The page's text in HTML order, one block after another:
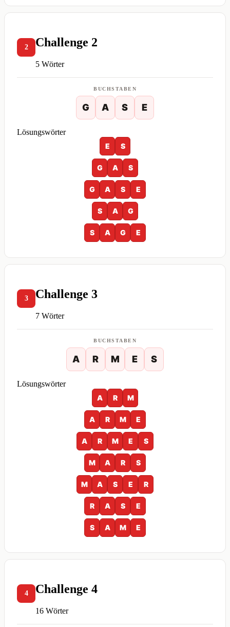
2 Challenge 2
5 Wörter
BUCHSTABEN
G A S E
Lösungswörter
E
S
G A S
G A S E
S A G
S A G E
3 Challenge 3
7 Wörter
BUCHSTABEN
A R M E S
Lösungswörter
A
R M
A R M E
A R M E S
M A R S
M A S E R
R A S E
S A M E
4 Challenge 4
16 Wörter